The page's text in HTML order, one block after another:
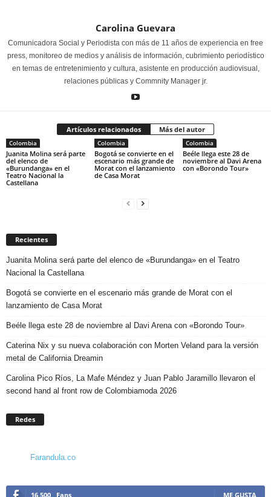
Carolina Guevara
Comunicadora Social y Periodista con más de 11 años de experiencia en free
press, monitoreo de medios y análisis de información, cubrimiento periodístico
en temas de entretenimiento y cultura, asistente en producción audiovisual,
relaciones públicas y Commnity Manager jr.
Artículos relacionados Más del autor
Colombia
Juanita Molina será parte
del elenco de
«Burundanga» en el
Teatro Nacional la
Castellana
Colombia
Bogotá se convierte en el
escenario más grande de
Morat con el lanzamiento
de Casa Morat
Colombia
Beéle llega este 28 de
noviembre al Davi Arena
con «Borondo Tour»
Recientes
Juanita Molina será parte del elenco de «Burundanga» en el Teatro
Nacional la Castellana
Bogotá se convierte en el escenario más grande de Morat con el
lanzamiento de Casa Morat
Beéle llega este 28 de noviembre al Davi Arena con «Borondo Tour»
Caterina Nix y su nueva colaboración con Morten Veland para la versión
metal de California Dreamin
Carolina Pico Ríos, La Mafe Méndez y Juan Pablo Jaramillo llevaron el
second hand al front row de Colombiamoda 2026
Redes
Farandula.co
16,500 Fans ME GUSTA